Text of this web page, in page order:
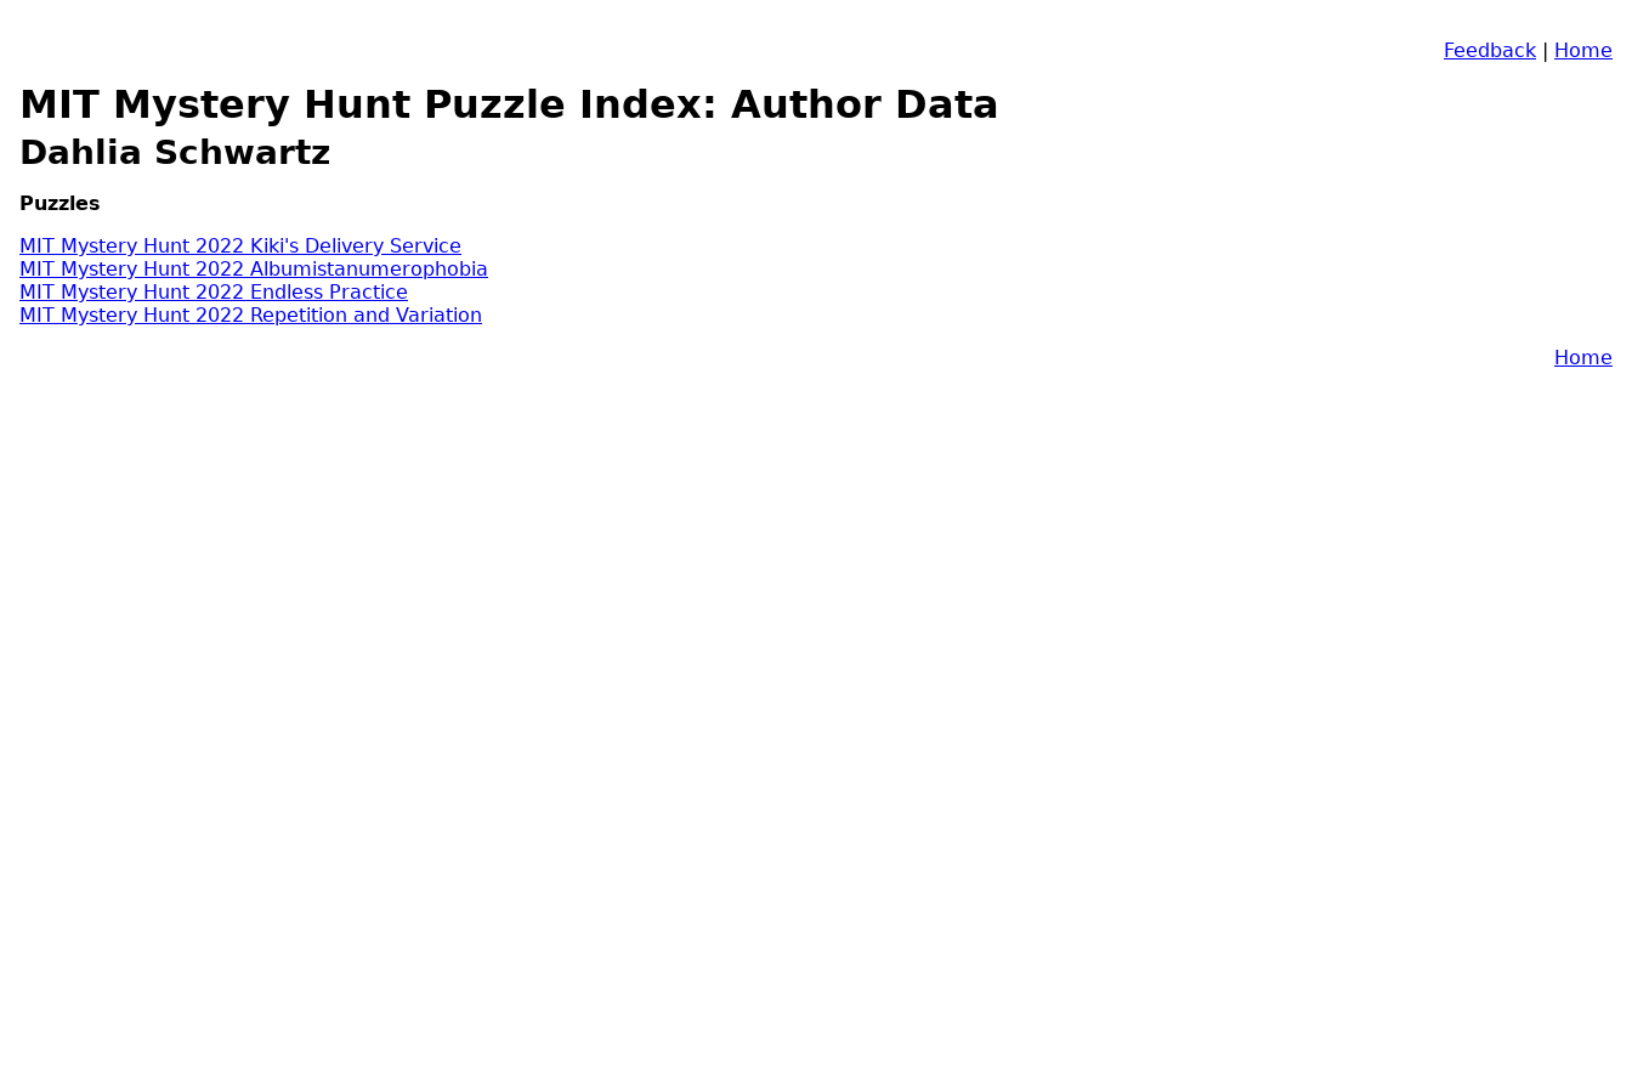
Feedback | Home
MIT Mystery Hunt Puzzle Index: Author Data
Dahlia Schwartz
Puzzles
MIT Mystery Hunt 2022 Kiki's Delivery Service
MIT Mystery Hunt 2022 Albumistanumerophobia
MIT Mystery Hunt 2022 Endless Practice
MIT Mystery Hunt 2022 Repetition and Variation
Home